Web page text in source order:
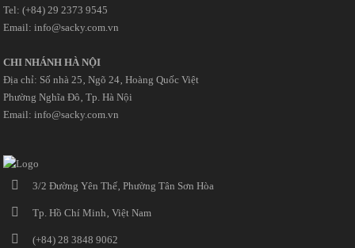
Tel: (+84) 29 2373 9545
Email: info@sacky.com.vn
CHI NHÁNH HÀ NỘI
Địa chỉ: Số nhà 25‚ Ngõ 24‚ Hoàng Quốc Việt
Phường Nghĩa Đô‚ Tp. Hà Nội
Email: info@sacky.com.vn
3/2 Đường Yên Thế‚ Phường Tân Sơn Hòa
Tp. Hồ Chí Minh‚ Việt Nam
(+84) 28 3848 9062